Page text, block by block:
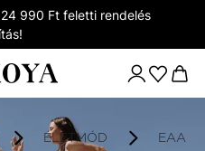
990 Ft feletti rendelés
ÉLETMÓD EAA +